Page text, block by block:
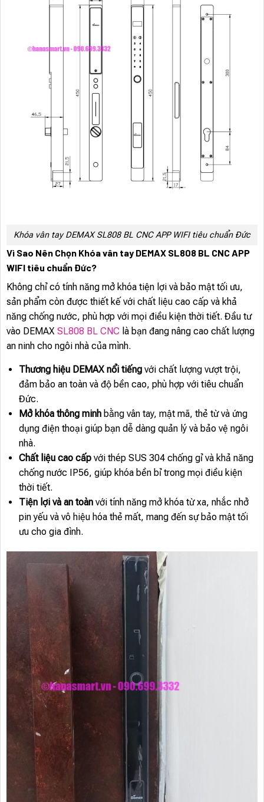
Khóa vân tay DEMAX SL808 BL CNC APP WIFI tiêu chuẩn Đức
Vì Sao Nên Chọn Khóa vân tay DEMAX SL808 BL CNC APP
WIFI tiêu chuẩn Đức?
Không chỉ có tính năng mở khóa tiện lợi và bảo mật tối ưu,
sản phẩm còn được thiết kế với chất liệu cao cấp và khả
năng chống nước, phù hợp với mọi điều kiện thời tiết. Đầu tư
vào DEMAX SL808 BL CNC là bạn đang nâng cao chất lượng
an ninh cho ngôi nhà của mình.
Thương hiệu DEMAX nổi tiếngvới chất lượng vượt trội,
đảm bảo an toàn và độ bền cao, phù hợp với tiêu chuẩn
Đức.
Mở khóa thông minhbằng vân tay, mật mã, thẻ từ và ứng
dụng điện thoại giúp bạn dễ dàng quản lý và bảo vệ ngôi
nhà.
Chất liệu cao cấpvới thép SUS 304 chống gỉ và khả năng
chống nước IP56, giúp khóa bền bỉ trong mọi điều kiện
thời tiết.
Tiện lợi và an toànvới tính năng mở khóa từ xa, nhắc nhở
pin yếu và vô hiệu hóa thẻ mất, mang đến sự bảo mật tối
ưu cho gia đình.